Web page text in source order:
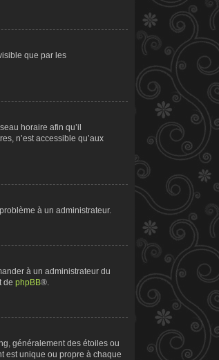
que par les
horaire afin qu’il
n’est accessible qu’aux
à un administrateur.
à un administrateur du
de phpBB®.
généralement des étoiles ou
est unique ou propre à chaque